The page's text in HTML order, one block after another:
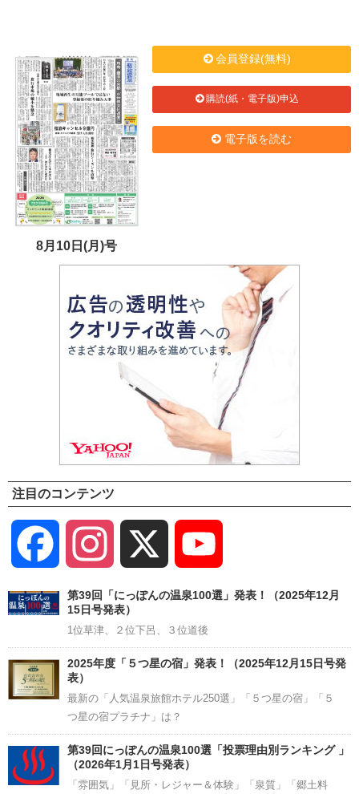
8月10日(月)号
会員登録(無料)
購読(紙・電子版)申込
電子版を読む
注目のコンテンツ
Facebook Instagram
Channel
第39回「にっぽんの温泉100選」発表！（2025年12月
15日号発表）
1位草津、２位下呂、３位道後
2025年度「５つ星の宿」発表！（2025年12月15日号発
表）
最新の「人気温泉旅館ホテル250選」「５つ星の宿」「５
つ星の宿プラチナ」は？
第39回にっぽんの温泉100選「投票理由別ランキング 」
（2026年1月1日号発表）
「雰囲気」「見所・レジャー＆体験」「泉質」「郷土料